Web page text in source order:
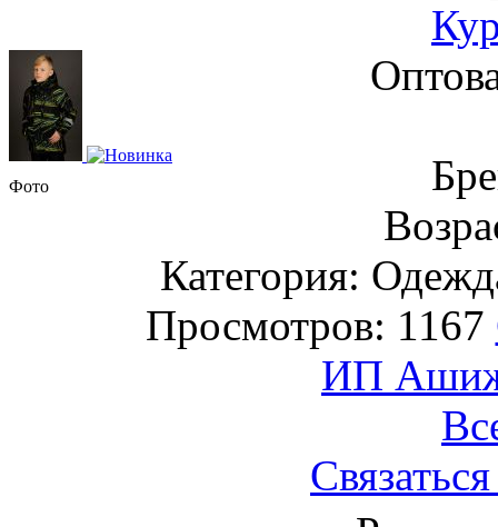
Фото
Категория:
Просмотров: 1167
ИП